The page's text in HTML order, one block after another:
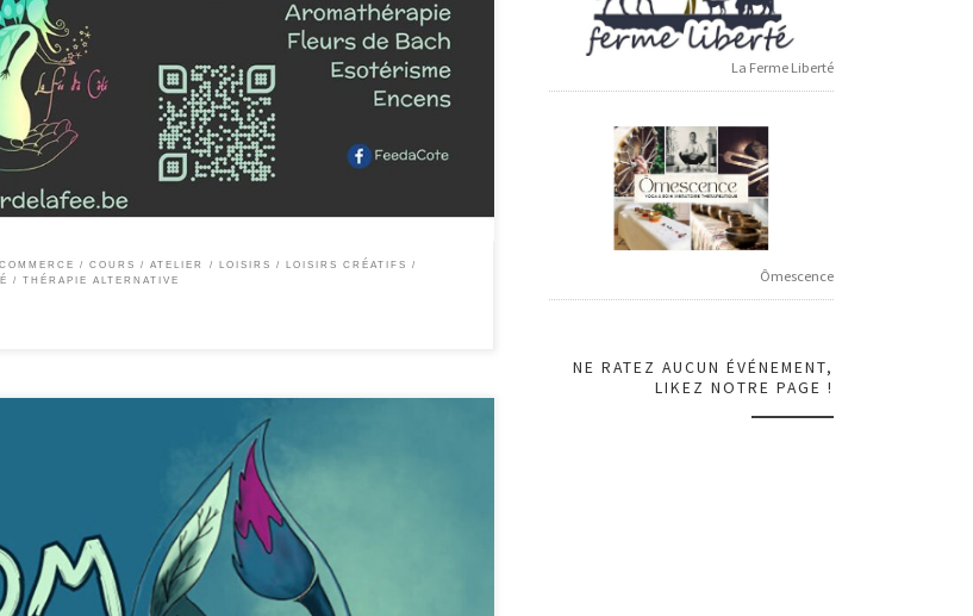
: – un côté BIEN-ÊTRE via l’aromathérapie et la réflexologie plantaire mais
y retrouve des ateliers créatifs ; des projets couture, broderie, artistiques,
COMMERCE COURS / ATELIER LOISIRS
LOISIRS CRÉATIFS
THÉRAPIE ALTERNATIVE
résonne comme une invitation à un voyage sensoriel vers le bien-être,
bienveillant où l’art et la nature s’entremêlent pour prendre soin […]
La Ferme Liberté
Ômescence
NE RATEZ AUCUN ÉVÉNEMENT,
LIKEZ NOTRE PAGE !